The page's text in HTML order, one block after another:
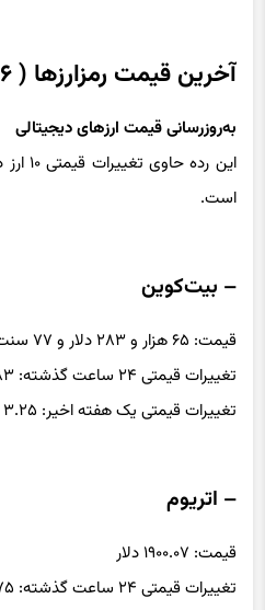
آخرین قیمت رمزارزها ( ۶ اسفندماه ۱۴۰۴)
به‌روزرسانی قیمت ارزهای دیجیتالی
این
است.
– بیت‌کوین
قیمت: ۶۵ هزار و ۲۸۳ دلار و ۷۷ سنت
تغییرات قیمتی ۲۴ ساعت گذشته: ۲.۸۳ درصد افزایش
تغییرات قیمتی یک هفته اخیر: ۳.۲۵ درصد کاهش
– اتریوم
قیمت: ۱۹۰۰.۰۷ دلار
تغییرات قیمتی ۲۴ ساعت گذشته: ۳.۷۵ درصد افزایش